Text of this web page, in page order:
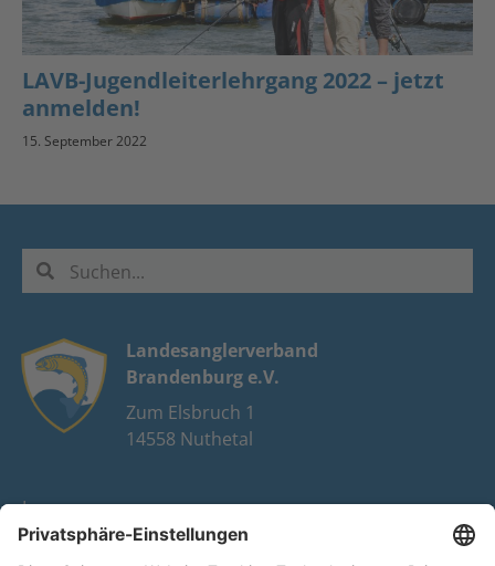
LAVB-Jugendleiterlehrgang 2022 – jetzt
anmelden!
15. September 2022
Landesanglerverband
Brandenburg e.V.
Zum Elsbruch 1
14558 Nuthetal
Impressum
Datenschutz